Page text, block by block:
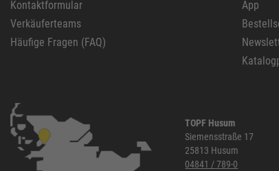
Kontaktformular
Verkäuferteams
Häufige Fragen (FAQ)
App
TOPF Husum
Siemensstraße 17
25813 Husum
04841 / 789-0